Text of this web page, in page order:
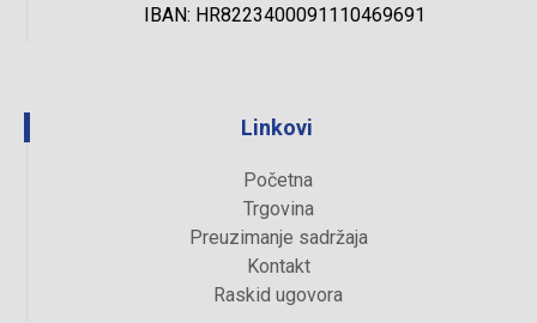
IBAN: HR8223400091110469691
Linkovi
Početna
Trgovina
Preuzimanje sadržaja
Kontakt
Raskid ugovora